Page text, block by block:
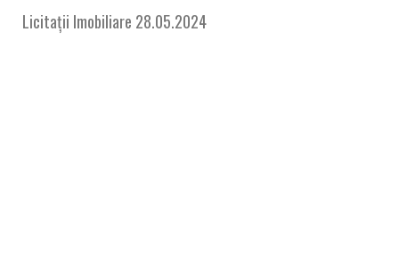
Licitații Imobiliare 28.05.2024